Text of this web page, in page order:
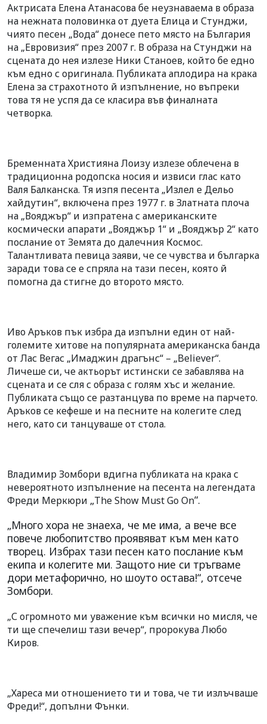
Актрисата Елена Атанасова бе неузнаваема в образа
на нежната половинка от дуета Елица и Стунджи,
чиято песен „Вода“ донесе пето място на България
на „Евровизия“ през 2007 г. В образа на Стунджи на
сцената до нея излезе Ники Станоев, който бе едно
към едно с оригинала. Публиката аплодира на крака
Елена за страхотното й изпълнение, но въпреки
това тя не успя да се класира във финалната
четворка.
Бременната Християна Лоизу излезе облечена в
традиционна родопска носия и извиси глас като
Валя Балканска. Тя изпя песента „Излел е Дельо
хайдутин“, включена през 1977 г. в Златната плоча
на „Вояджър“ и изпратена с американските
космически апарати „Вояджър 1“ и „Вояджър 2“ като
послание от Земята до далечния Космос.
Талантливата певица заяви, че се чувства и българка
заради това се е спряла на тази песен, която й
помогна да стигне до второто място.
Иво Аръков пък избра да изпълни един от най-
големите хитове на популярната американска банда
от Лас Вегас „Имаджин драгънс“ – „Believer“.
Личеше си, че актьорът истински се забавлява на
сцената и се сля с образа с голям хъс и желание.
Публиката също се разтанцува по време на парчето.
Аръков се кефеше и на песните на колегите след
него, като си танцуваше от стола.
Владимир Зомбори вдигна публиката на крака с
невероятното изпълнение на песента на легендата
Фреди Меркюри „The Show Must Go On“.
„Много хора не знаеха, че ме има, а вече все
повече любопитство проявяват към мен като
творец. Избрах тази песен като послание към
екипа и колегите ми. Защото ние си тръгваме
дори метафорично, но шоуто остава!“, отсече
Зомбори.
„С огромното ми уважение към всички но мисля, че
ти ще спечелиш тази вечер“, пророкува Любо
Киров.
„Хареса ми отношението ти и това, че ти излъчваше
Фреди!“, допълни Фънки.